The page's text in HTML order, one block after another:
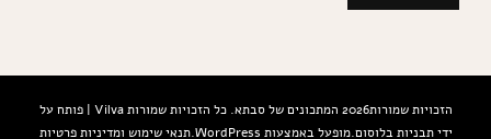
הזכויות שמורות2026 המתכונים של סבתא. כל הזכויות שמורות
Vilva | פותח על
ידיתבניות בלוסום.מופעל באמצעות WordPress
.תנאי שימוש ומדיניות פרטיות